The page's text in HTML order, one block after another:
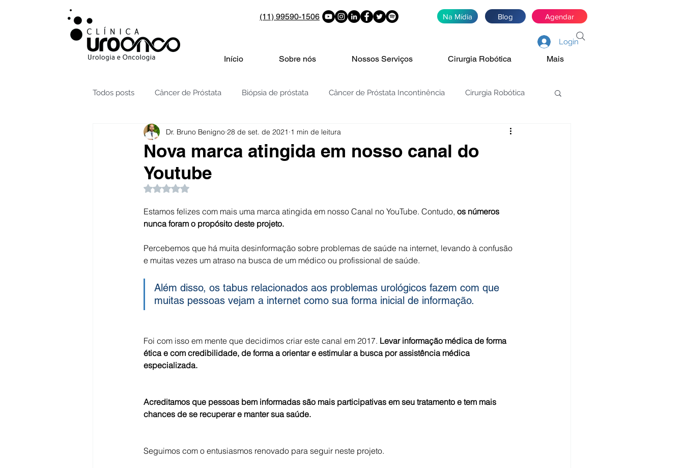
(11) 99590-1506 Na Mídia Blog Agendar
Login
Início Sobre nós Nossos Serviços Cirurgia Robótica Mais
Todos posts Câncer de Próstata Biópsia de próstata Câncer de Próstata Incontinência Cirurgia Robótica
Radioterapia câncer de Próstata PROSTATA: PSA | 4K | PHI | PCA3
Testículos | Câncer Câncer de bexiga
Hidronefrose Hiperplasia Benigna da Próstata - H HPB - REZUM Embolização da Próstata
Sangue na urina (hematúrias) Hérnia inguinal Varicocele metástases
Câncer de Bexiga HPB - Green laser Na mídia Reversão de Vasectomia Obesidade
Câncer de rim
Nova marca atingida em nosso canal do
Youtube
Dr. Bruno Benigno 28 de set. de 2021 1 min de leitura
Avaliado com NaN de 5 estrelas.
Estamos felizes com mais uma marca atingida em nosso Canal no YouTube. Contudo, os números
nunca foram o propósito deste projeto.
Percebemos que há muita desinformação sobre problemas de saúde na internet, levando à confusão
e muitas vezes um atraso na busca de um médico ou profissional de saúde.
Além disso, os tabus relacionados aos problemas urológicos fazem com que
muitas pessoas vejam a internet como sua forma inicial de informação.
Foi com isso em mente que decidimos criar este canal em 2017. Levar informação médica de forma
ética e com credibilidade, de forma a orientar e estimular a busca por assistência médica
especializada.
Acreditamos que pessoas bem informadas são mais participativas em seu tratamento e tem mais
chances de se recuperar e manter sua saúde.
Seguimos com o entusiasmos renovado para seguir neste projeto.